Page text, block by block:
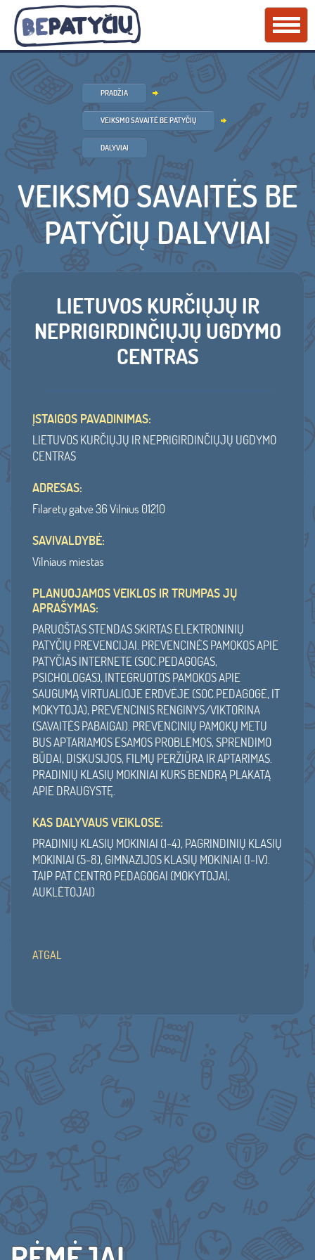
PRADŽIA
VEIKSMO SAVAITĖ BE PATYČIŲ
DALYVIAI
VEIKSMO SAVAITĖS BE
PATYČIŲ DALYVIAI
LIETUVOS KURČIŲJŲ IR
NEPRIGIRDINČIŲJŲ UGDYMO
CENTRAS
ĮSTAIGOS PAVADINIMAS:
LIETUVOS KURČIŲJŲ IR NEPRIGIRDINČIŲJŲ UGDYMO
CENTRAS
ADRESAS:
Filaretų gatvė 36 Vilnius 01210
SAVIVALDYBĖ:
Vilniaus miestas
PLANUOJAMOS VEIKLOS IR TRUMPAS JŲ
APRAŠYMAS:
PARUOŠTAS STENDAS SKIRTAS ELEKTRONINIŲ
PATYČIŲ PREVENCIJAI. PREVENCINĖS PAMOKOS APIE
PATYČIAS INTERNETE (SOC.PEDAGOGAS,
PSICHOLOGAS), INTEGRUOTOS PAMOKOS APIE
SAUGUMĄ VIRTUALIOJE ERDVĖJE (SOC.PEDAGOGĖ, IT
MOKYTOJA), PREVENCINIS RENGINYS/VIKTORINA
(SAVAITĖS PABAIGAI). PREVENCINIŲ PAMOKŲ METU
BUS APTARIAMOS ESAMOS PROBLEMOS, SPRENDIMO
BŪDAI, DISKUSIJOS, FILMŲ PERŽIŪRA IR APTARIMAS.
PRADINIŲ KLASIŲ MOKINIAI KURS BENDRĄ PLAKATĄ
APIE DRAUGYSTĘ.
KAS DALYVAUS VEIKLOSE:
PRADINIŲ KLASIŲ MOKINIAI (1-4), PAGRINDINIŲ KLASIŲ
MOKINIAI (5-8), GIMNAZIJOS KLASIŲ MOKINIAI (I-IV).
TAIP PAT CENTRO PEDAGOGAI (MOKYTOJAI,
AUKLĖTOJAI)
ATGAL